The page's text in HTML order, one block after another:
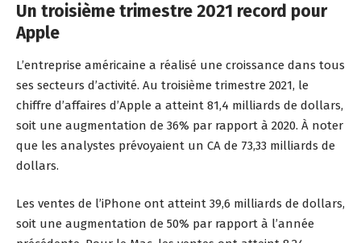
Un troisième trimestre 2021 record pour
Apple
L’entreprise américaine a réalisé une croissance dans tous
ses secteurs d’activité. Au troisième trimestre 2021, le
chiffre d’affaires d’Apple a atteint 81,4 milliards de dollars,
soit une augmentation de 36% par rapport à 2020. À noter
que les analystes prévoyaient un CA de 73,33 milliards de
dollars.
Les ventes de l’iPhone ont atteint 39,6 milliards de dollars,
soit une augmentation de 50% par rapport à l’année